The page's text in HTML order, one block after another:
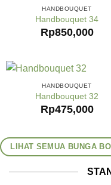
HANDBOUQUET
Handbouquet 34
Rp850,000
HANDBOUQUET
Handbouquet 32
Rp475,000
LIHAT SEMUA BUNGA